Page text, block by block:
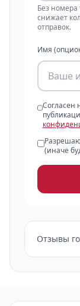
Без номера
снижает
отправок.
Имя
Согласен
(иначе
Отзывы